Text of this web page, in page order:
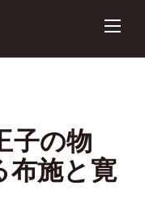
子の物
布施と寛